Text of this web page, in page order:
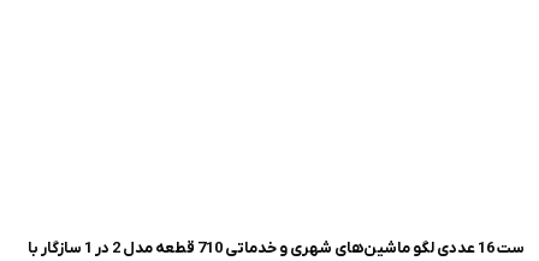
ست 16 عددی لگو ماشین‌های شهری و خدماتی 710 قطعه مدل 2 در 1 سازگار با